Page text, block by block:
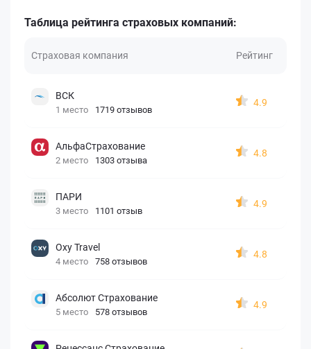
Таблица рейтинга страховых компаний:
Страховая компания Рейтинг
ВСК
1 место 1719 отзывов
4.9
АльфаСтрахование
2 место 1303 отзыва
4.8
ПАРИ
3 место 1101 отзыв
4.9
Oxy Travel
4 место 758 отзывов
4.8
Абсолют Страхование
5 место 578 отзывов
4.9